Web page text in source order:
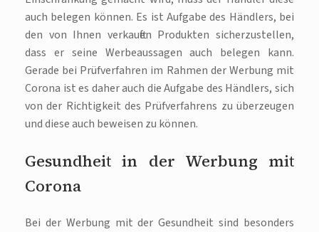
auch belegen können. Es ist Aufgabe des Händlers, bei
den von Ihnen verkauften Produkten sicherzustellen,
dass er seine Werbeaussagen auch belegen kann.
Gerade bei Prüfverfahren im Rahmen der Werbung mit
Corona ist es daher auch die Aufgabe des Händlers, sich
von der Richtigkeit des Prüfverfahrens zu überzeugen
und diese auch beweisen zu können.
Gesundheit in der Werbung mit
Corona
Bei der Werbung mit der Gesundheit sind besonders